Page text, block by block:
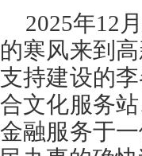
2025年12
的寒风来到
支持建设的
合文化服务
金融服务于